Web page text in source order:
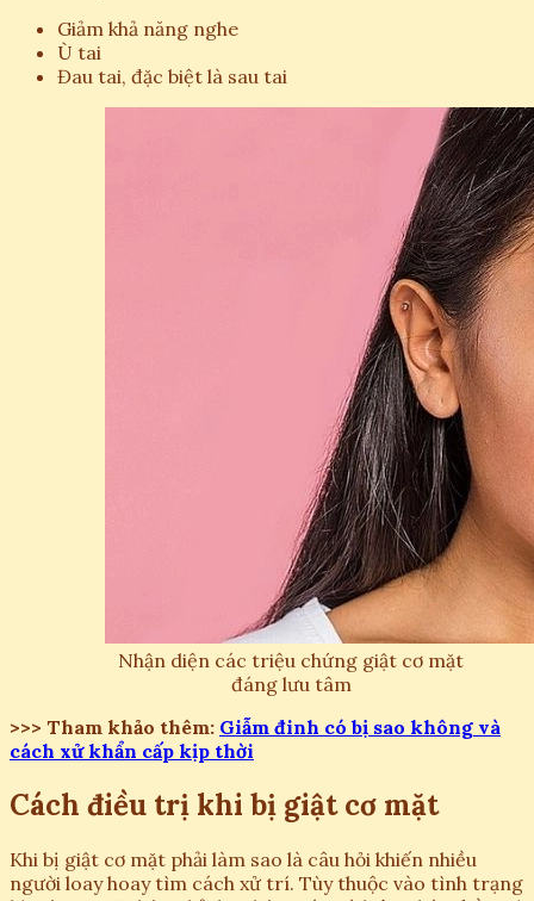
Giảm khả năng nghe
Ù tai
Đau tai, đặc biệt là sau tai
Nhận diện các triệu chứng giật cơ mặt
đáng lưu tâm
>>> Tham khảo thêm: Giẫm đinh có bị sao không và
cách xử khẩn cấp kịp thời
Cách điều trị khi bị giật cơ mặt
Khi bị giật cơ mặt phải làm sao là câu hỏi khiến nhiều
người loay hoay tìm cách xử trí. Tùy thuộc vào tình trạng